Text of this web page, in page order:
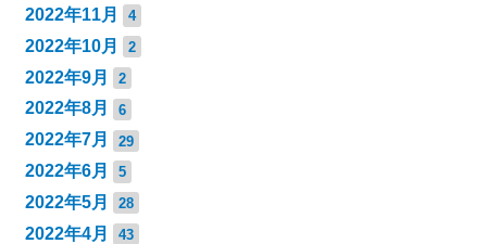
2022年11月 4
2022年10月 2
2022年9月 2
2022年8月 6
2022年7月 29
2022年6月 5
2022年5月 28
2022年4月 43